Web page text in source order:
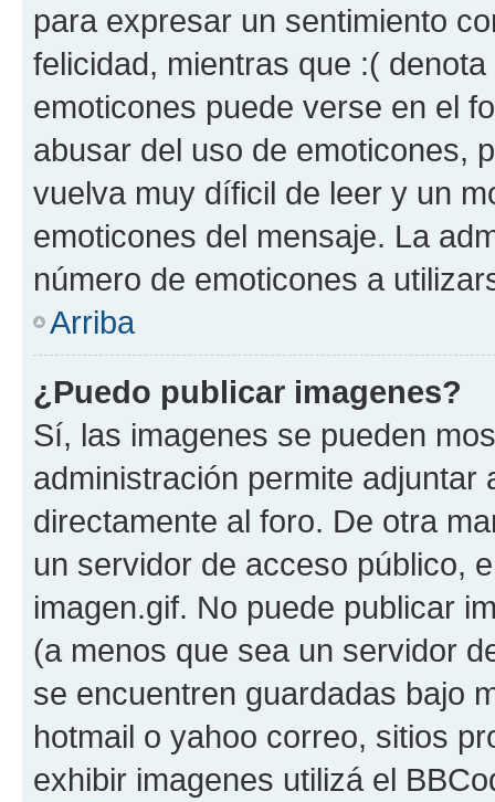
para expresar un sentimiento
felicidad, mientras que :(
emoticones puede verse en el
abusar del uso de emoticones,
vuelva muy díficil de leer y un
emoticones del mensaje. La
número de emoticones a
Arriba
¿Puedo publicar imagenes?
Sí, las imagenes se pueden
administración permite
directamente al foro. De otra
un servidor de acceso público,
imagen.gif. No puede publicar
(a menos que sea un servidor
se encuentren guardadas bajo
hotmail o yahoo correo, sitios
exhibir imagenes utilizá el